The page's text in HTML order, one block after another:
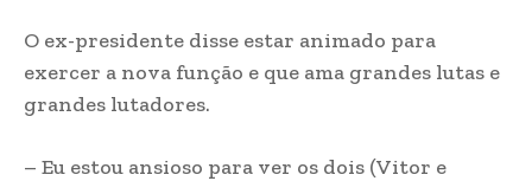
O ex-presidente disse estar animado para
exercer a nova função e que ama grandes lutas e
grandes lutadores.
– Eu estou ansioso para ver os dois (Vitor e